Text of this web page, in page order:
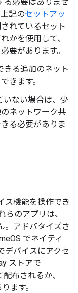
記のセットアッ
れているセット
かを使用して、
要があります。
きる追加のネット
きます。
いない場合は、少
ネットワーク共
る必要がありま
ス機能を操作でき
らのアプリは、
。アドバタイズさ
でネイティ
デバイスにアクセ
ストアで
布されるか、
ます。